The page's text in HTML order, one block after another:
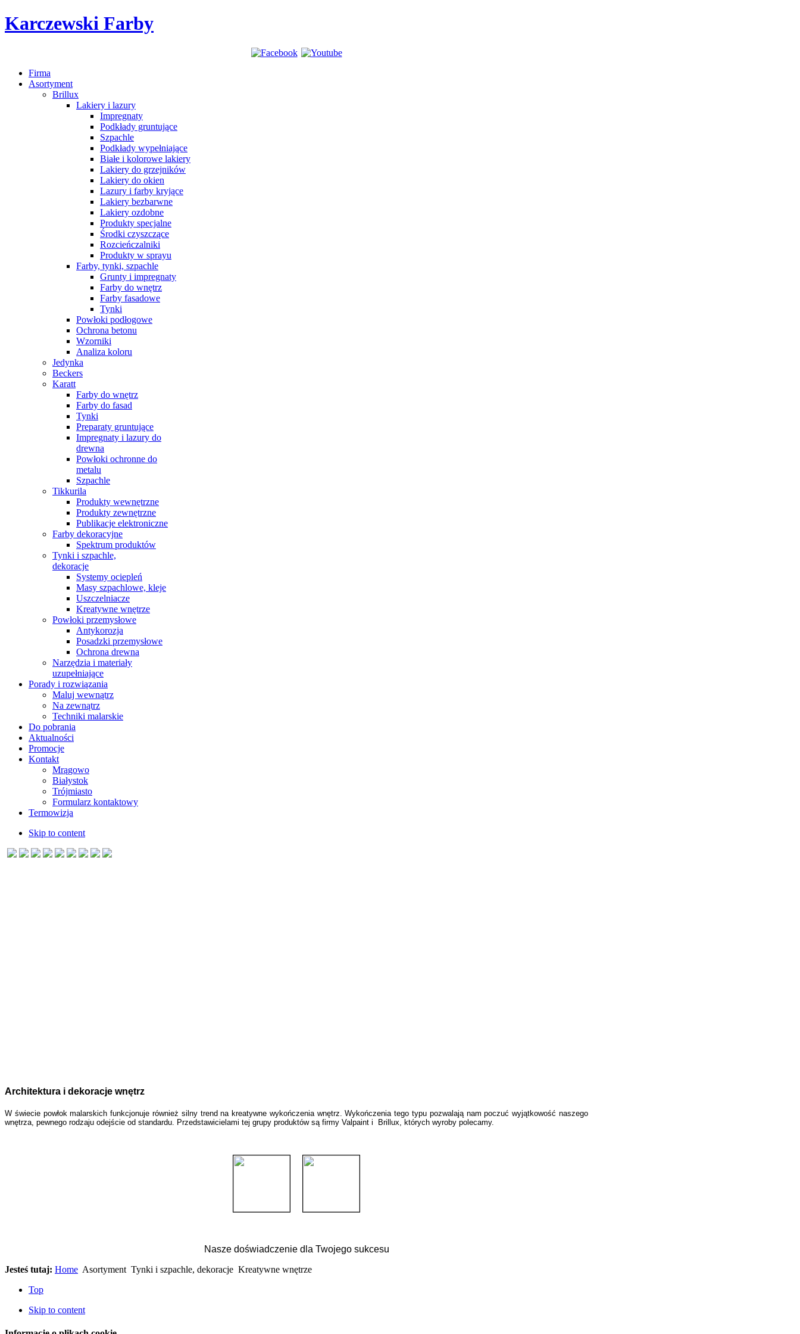
Karczewski Farby
Firma
Asortyment
Brillux
Lakiery i lazury
Impregnaty
Podkłady gruntujące
Szpachle
Podkłady wypełniające
Białe i kolorowe lakiery
Lakiery do grzejników
Lakiery do okien
Lazury i farby kryjące
Lakiery bezbarwne
Lakiery ozdobne
Produkty specjalne
Środki czyszczące
Rozcieńczalniki
Produkty w sprayu
Farby, tynki, szpachle
Grunty i impregnaty
Farby do wnętrz
Farby fasadowe
Tynki
Powłoki podłogowe
Ochrona betonu
Wzorniki
Analiza koloru
Jedynka
Beckers
Karatt
Farby do wnętrz
Farby do fasad
Tynki
Preparaty gruntujące
Impregnaty i lazury do
drewna
Powłoki ochronne do
metalu
Szpachle
Tikkurila
Produkty wewnętrzne
Produkty zewnętrzne
Publikacje elektroniczne
Farby dekoracyjne
Spektrum produktów
Tynki i szpachle,
dekoracje
Systemy ociepleń
Masy szpachlowe, kleje
Uszczelniacze
Kreatywne wnętrze
Powłoki przemysłowe
Antykorozja
Posadzki przemysłowe
Ochrona drewna
Narzędzia i materiały
uzupełniające
Porady i rozwiązania
Maluj wewnątrz
Na zewnątrz
Techniki malarskie
Do pobrania
Aktualności
Promocje
Kontakt
Mrągowo
Białystok
Trójmiasto
Formularz kontaktowy
Termowizja
Skip to content
Architektura i dekoracje wnętrz
W świecie powłok malarskich funkcjonuje również silny trend na kreatywne wykończenia wnętrz. Wykończenia tego typu pozwalają nam poczuć wyjątkowość naszego
wnętrza, pewnego rodzaju odejście od standardu. Przedstawicielami tej grupy produktów są firmy Valpaint i Brillux, których wyroby polecamy.
Nasze doświadczenie dla Twojego sukcesu
Jesteś tutaj: Home Asortyment Tynki i szpachle, dekoracje Kreatywne wnętrze
Top
Skip to content